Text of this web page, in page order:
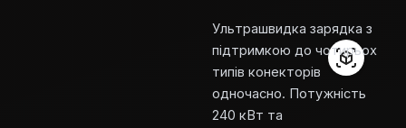
Ультрашвидка зарядка з
підтримкою до чотирьох
типів конекторів
одночасно. Потужність
240 кВт та